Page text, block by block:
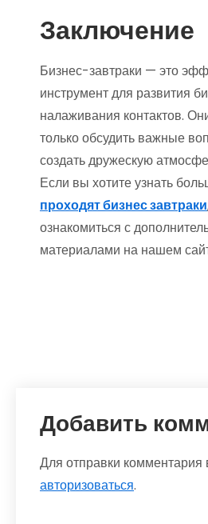
Заключение
Бизнес-завтраки — это
инструмент для развития
налаживания контактов.
только обсудить важные
создать дружескую
Если вы хотите узнать
проходят бизнес завтраки
ознакомиться с
материалами на нашем
Добавить
Для отправки
авторизоваться.